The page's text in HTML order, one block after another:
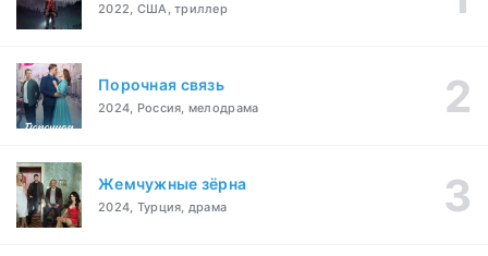
2022, США, триллер
Порочная связь
2024, Россия, мелодрама
Жемчужные зёрна
2024, Турция, драма